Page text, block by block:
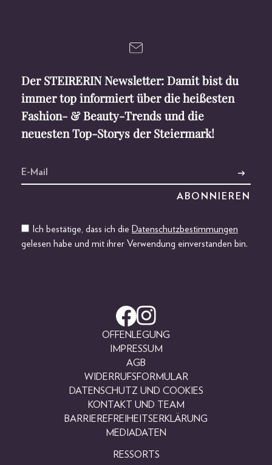
Der STEIRERIN Newsletter: Damit bist du
immer top informiert über die heißesten
Fashion- & Beauty-Trends und die
neuesten Top-Storys der Steiermark!
Ich bestätige, dass ich die Datenschutzbestimmungen
gelesen habe und mit ihrer Verwendung einverstanden bin.
OFFENLEGUNG
IMPRESSUM
AGB
WIDERRUFSFORMULAR
DATENSCHUTZ UND COOKIES
KONTAKT UND TEAM
BARRIEREFREIHEITSERKLÄRUNG
MEDIADATEN
RESSORTS